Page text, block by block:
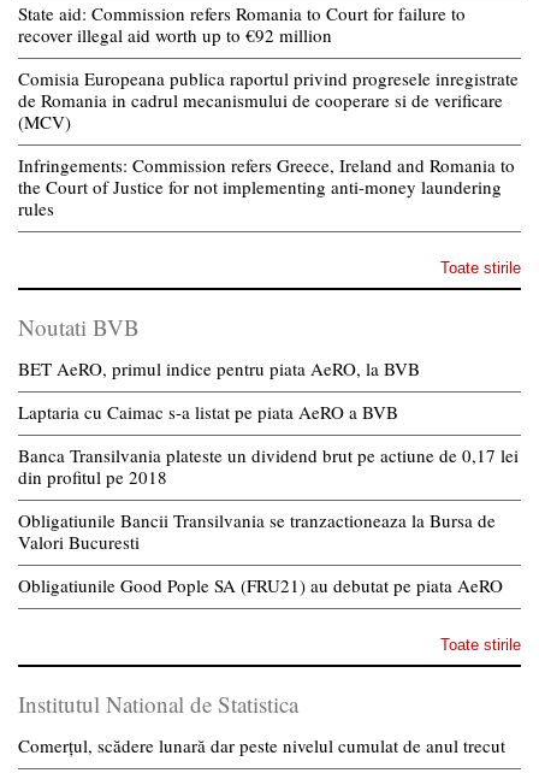
State aid: Commission refers Romania to Court for failure to
recover illegal aid worth up to €92 million
Comisia Europeana publica raportul privind progresele inregistrate
de Romania in cadrul mecanismului de cooperare si de verificare
(MCV)
Infringements: Commission refers Greece, Ireland and Romania to
the Court of Justice for not implementing anti-money laundering
rules
Toate stirile
Noutati BVB
BET AeRO, primul indice pentru piata AeRO, la BVB
Laptaria cu Caimac s-a listat pe piata AeRO a BVB
Banca Transilvania plateste un dividend brut pe actiune de 0,17 lei
din profitul pe 2018
Obligatiunile Bancii Transilvania se tranzactioneaza la Bursa de
Valori Bucuresti
Obligatiunile Good Pople SA (FRU21) au debutat pe piata AeRO
Toate stirile
Institutul National de Statistica
Comerțul, scădere lunară dar peste nivelul cumulat de anul trecut